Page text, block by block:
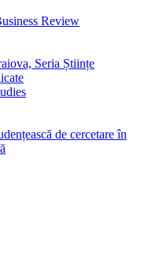
Review
Seria Științe
de cercetare în